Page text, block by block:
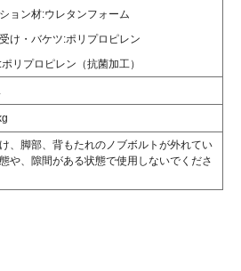
ョン材:ウレタンフォーム
け・バケツ:ポリプロピレン
リプロピレン（抗菌加工）
、脚部、背もたれのノブボルトが外れてい
や、隙間がある状態で使用しないでくださ